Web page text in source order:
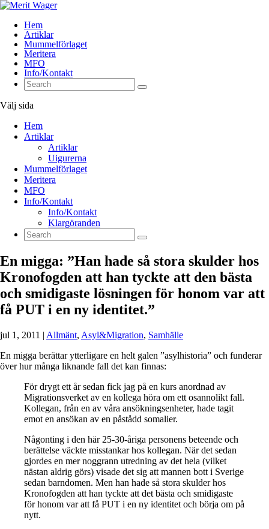
Hem
Artiklar
Mummelförlaget
Meritera
MFO
Info/Kontakt
Välj sida
Hem
Artiklar
Artiklar
Uigurerna
Mummelförlaget
Meritera
MFO
Info/Kontakt
Info/Kontakt
Klargöranden
En migga: ”Han hade så stora skulder hos
Kronofogden att han tyckte att den bästa
och smidigaste lösningen för honom var att
få PUT i en ny identitet.”
jul 1, 2011 | Allmänt, Asyl&Migration, Samhälle
En migga berättar ytterligare en helt galen ”asylhistoria” och funderar
över hur många liknande fall det kan finnas:
För drygt ett år sedan fick jag på en kurs anordnad av
Migrationsverket av en kollega höra om ett osannolikt fall.
Kollegan, från en av våra ansökningsenheter, hade tagit
emot en ansökan av en påstådd somalier.
Någonting i den här 25-30-åriga personens beteende och
berättelse väckte misstankar hos kollegan. När det sedan
gjordes en mer noggrann utredning av det hela (vilket
nästan aldrig görs) visade det sig att mannen bott i Sverige
sedan barndomen. Men han hade så stora skulder hos
Kronofogden att han tyckte att det bästa och smidigaste
för honom var att få PUT i en ny identitet och börja om på
nytt.